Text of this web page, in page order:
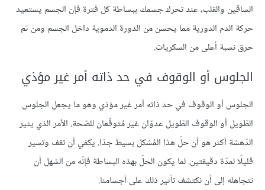
الساقين والقلب، عند تحرك جسمك ببساطة كل فترة فإن الجسم يستعيد
حركة الدم الدورية مما يحسن من الدورة الدموية داخل الجسم ومن ثم
حرق نسبة أعلى من السكريات.
الجلوس أو الوقوف في حد ذاته أمر غير مؤذي
الجلوس أو الوقوف في حد ذاته أمر غير مؤذي وهو ما يجعل الجلوس
الطّويل أو الوقوف الطّويل عدوّان غير مُتوقّعان للصّحة. الأمر الذي يثير
الدّهشة أكثر هو أن حلّ هذا المُشكل بسيط جدّا. يكفي أن تقف وتسير
قليلّا لمدّة دقيقتين. لما يكون الحلّ بهذه البساطة فإنّه من السّهل أن
نتجاهله إلى أن نكتشف تأثير ذلك على أجسامنا.